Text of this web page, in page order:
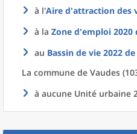
à l'Aire d'attraction des
à la Zone d'emploi 2020
au Bassin de vie 2022 de
La commune de Vaudes
à aucune Unité urbaine